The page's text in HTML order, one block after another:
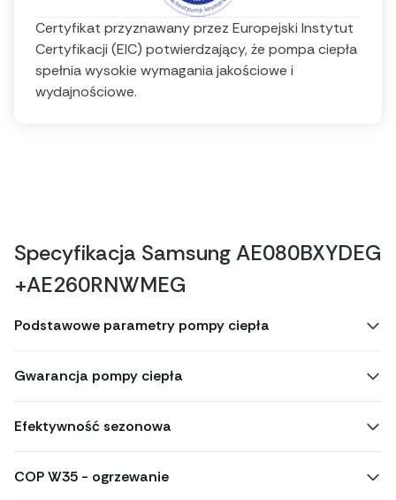
Certyfikat przyznawany przez Europejski Instytut
Certyfikacji (EIC) potwierdzający, że pompa ciepła
spełnia wysokie wymagania jakościowe i
wydajnościowe.
Specyfikacja Samsung AE080BXYDEG
+AE260RNWMEG
Podstawowe parametry pompy ciepła
Gwarancja pompy ciepła
Efektywność sezonowa
COP W35 - ogrzewanie